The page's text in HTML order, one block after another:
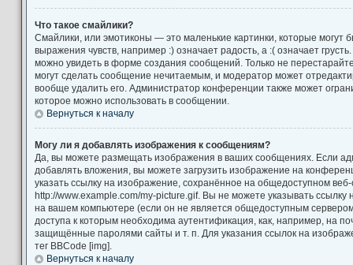
Что такое смайлики?
Смайлики, или эмотиконы — это маленькие картинки, которые могут
выражения чувств, например :) означает радость, а :( означает
можно увидеть в форме создания сообщений. Только не
могут сделать сообщение нечитаемым, и модератор может
вообще удалить его. Администратор конференции также может
которое можно использовать в сообщении.
Вернуться к началу
Могу ли я добавлять изображения к сообщениям?
Да, вы можете размещать изображения в ваших сообщениях. Если
добавлять вложения, вы можете загрузить изображение на
указать ссылку на изображение, сохранённое на общедоступном
http://www.example.com/my-picture.gif. Вы не можете указывать
на вашем компьютере (если он не является общедоступным
доступа к которым необходима аутентификация, как, например, на
защищённые паролями сайты и т. п. Для указания ссылок на
тег BBCode [img].
Вернуться к началу